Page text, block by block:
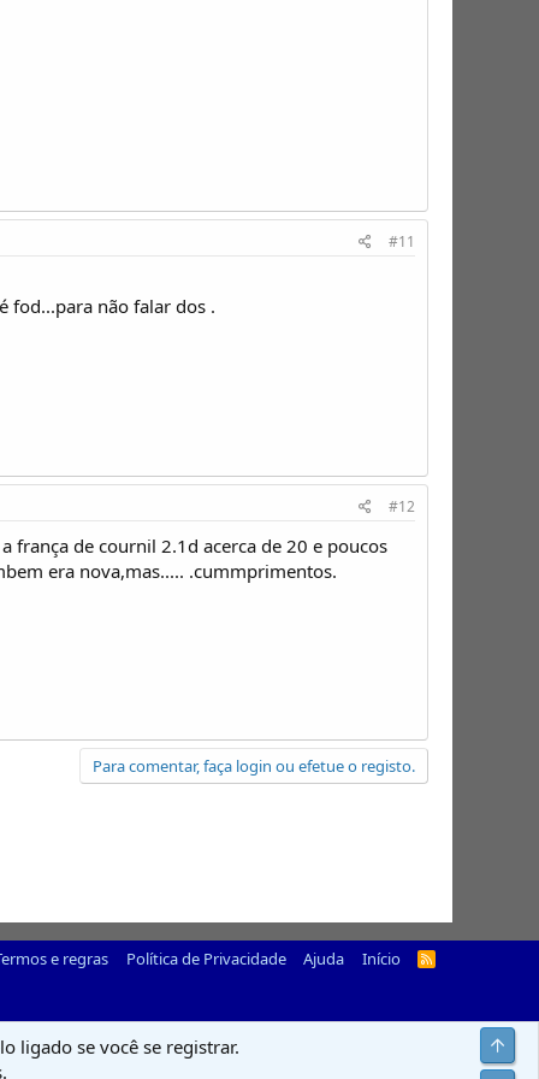
#11
não falar dos .
#12
frança de cournil 2.1d acerca de 20 e poucos
era nova,mas..... .cummprimentos.
Para comentar, faça login ou efetue o registo.
e regras Política de Privacidade Ajuda Início
R
ligado se você se registrar.
Top